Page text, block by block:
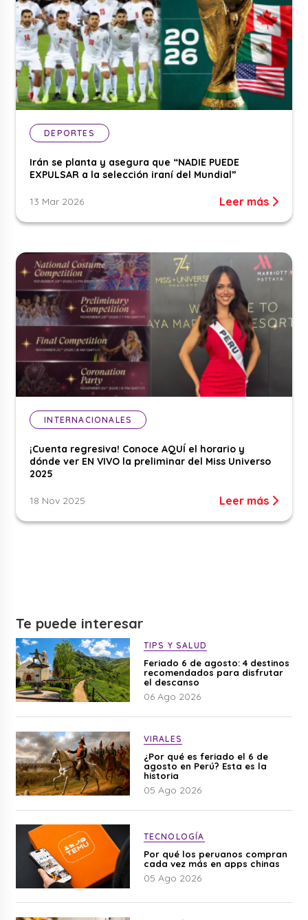
DEPORTES
Irán se planta y asegura que “NADIE PUEDE
EXPULSAR a la selección iraní del Mundial”
13 Mar 2026 Leer más
INTERNACIONALES
¡Cuenta regresiva! Conoce AQUÍ el horario y
dónde ver EN VIVO la preliminar del Miss Universo
2025
18 Nov 2025 Leer más
Te puede interesar
TIPS Y SALUD
Feriado 6 de agosto: 4 destinos
recomendados para disfrutar
el descanso
06 Ago 2026
VIRALES
¿Por qué es feriado el 6 de
agosto en Perú? Esta es la
historia
05 Ago 2026
TECNOLOGÍA
Por qué los peruanos compran
cada vez más en apps chinas
05 Ago 2026